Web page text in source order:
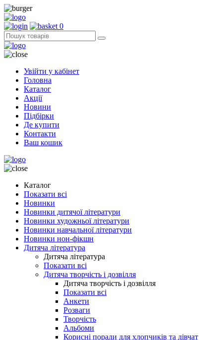
0
Увійти у кабінет
Головна
Каталог
Акції
Новини
Підбірки
Де купити
Контакти
Ваш кошик
Каталог
Показати всі
Новинки
Новинки дитячої літератури
Новинки художньої літератури
Новинки навчальної літератури
Новинки нон-фікшн
Дитяча література
Дитяча література
Показати всі
Дитяча творчість і дозвілля
Дитяча творчість і дозвілля
Показати всі
Анкети
Розваги
Творчість
Альбоми
Корисні поради для хлопчиків та дівчат